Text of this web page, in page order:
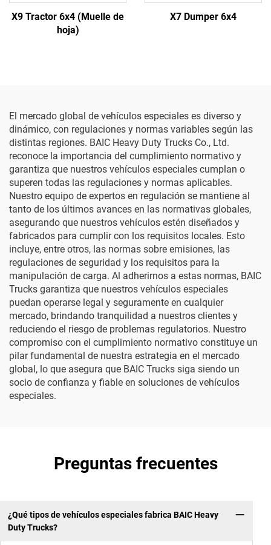
X9 Tractor 6x4 (Muelle de
hoja)
X7 Dumper 6x4
El mercado global de vehículos especiales es diverso y
dinámico, con regulaciones y normas variables según las
distintas regiones. BAIC Heavy Duty Trucks Co., Ltd.
reconoce la importancia del cumplimiento normativo y
garantiza que nuestros vehículos especiales cumplan o
superen todas las regulaciones y normas aplicables.
Nuestro equipo de expertos en regulación se mantiene al
tanto de los últimos avances en las normativas globales,
asegurando que nuestros vehículos estén diseñados y
fabricados para cumplir con los requisitos locales. Esto
incluye, entre otros, las normas sobre emisiones, las
regulaciones de seguridad y los requisitos para la
manipulación de carga. Al adherirnos a estas normas, BAIC
Trucks garantiza que nuestros vehículos especiales
puedan operarse legal y seguramente en cualquier
mercado, brindando tranquilidad a nuestros clientes y
reduciendo el riesgo de problemas regulatorios. Nuestro
compromiso con el cumplimiento normativo constituye un
pilar fundamental de nuestra estrategia en el mercado
global, lo que asegura que BAIC Trucks siga siendo un
socio de confianza y fiable en soluciones de vehículos
especiales.
Preguntas frecuentes
¿Qué tipos de vehículos especiales fabrica BAIC Heavy
Duty Trucks?